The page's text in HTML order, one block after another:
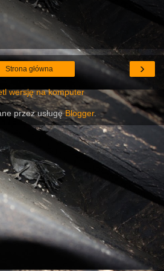
›
Strona główna
wersję na komputer
przez usługęBlogger.